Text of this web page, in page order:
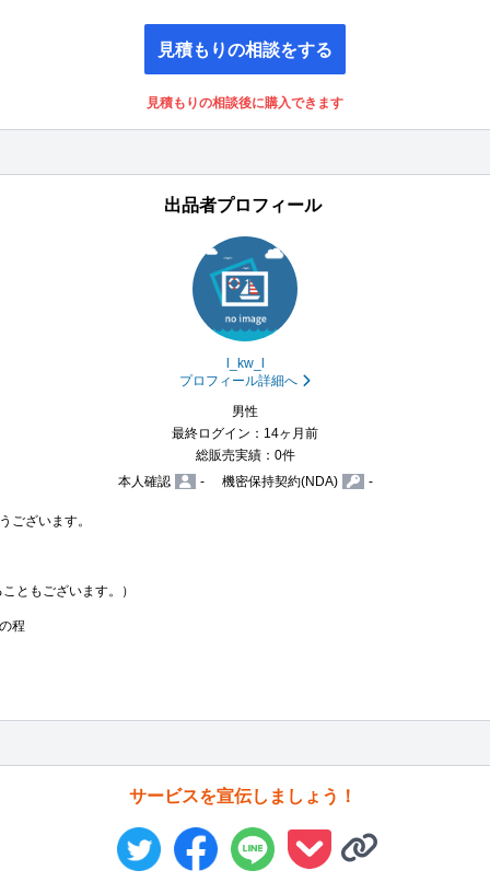
見積もりの相談をする
見積もりの相談後に購入できます
出品者プロフィール
l_kw_l
プロフィール詳細へ
男性
最終ログイン：14ヶ月前
総販売実績：0件
本人確認
- 機密保持契約(NDA) -
ございます。
ともございます。）
程
サービスを宣伝しましょう！